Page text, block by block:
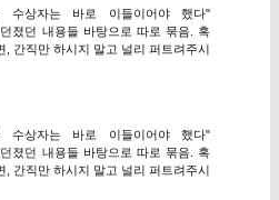
수상자는 바로 이들이어야 했다"
졌던 내용들 바탕으로 따로 묶음. 혹
, 간직만 하시지 말고 널리 퍼트려주시
수상자는 바로 이들이어야 했다"
졌던 내용들 바탕으로 따로 묶음. 혹
, 간직만 하시지 말고 널리 퍼트려주시